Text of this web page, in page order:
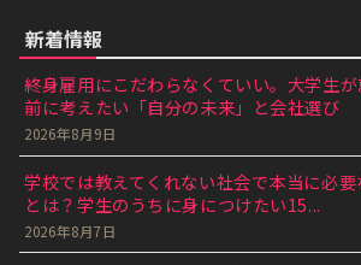
新着情報
終身雇用にこだわらなくていい。大学生
前に考えたい「自分の未来」と会社選び
2026年8月9日
学校では教えてくれない社会で本当に必要
とは？学生のうちに身につけたい15...
2026年8月7日